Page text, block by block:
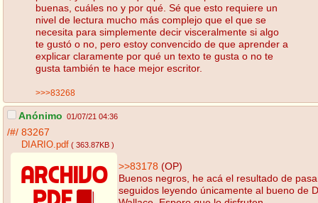
buenas, cuáles no y por qué. Sé que esto requiere un
nivel de lectura mucho más complejo que el que se
necesita para simplemente decir visceralmente si algo
te gustó o no, pero estoy convencido de que aprender a
explicar claramente por qué un texto te gusta o no te
gusta también te hace mejor escritor.
>>>83268
Anónimo 01/07/21 04:36
/#/ 83267
DIARIO.pdf ( 363.87KB )
>>83178 (OP)
Buenos negros, he acá el resultado de
seguidos leyendo únicamente al bueno de